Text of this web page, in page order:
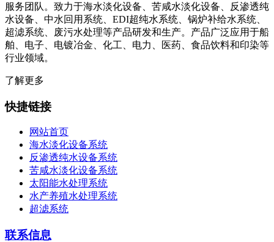
服务团队。致力于海水淡化设备、苦咸水淡化设备、反渗透纯
水设备、中水回用系统、EDI超纯水系统、锅炉补给水系统、
超滤系统、废污水处理等产品研发和生产。产品广泛应用于船
舶、电子、电镀冶金、化工、电力、医药、食品饮料和印染等
行业领域。
了解更多
快捷链接
网站首页
海水淡化设备系统
反渗透纯水设备系统
苦咸水淡化设备系统
太阳能水处理系统
水产养殖水处理系统
超滤系统
联系信息